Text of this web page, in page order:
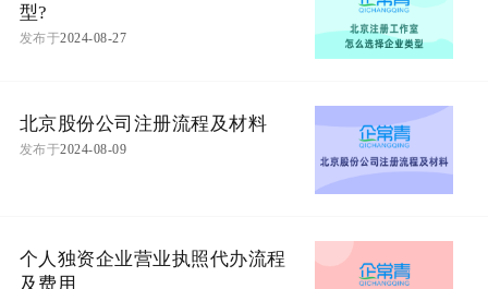
型?
发布于2024-08-27
北京股份公司注册流程及材料
发布于2024-08-09
个人独资企业营业执照代办流程
及费用